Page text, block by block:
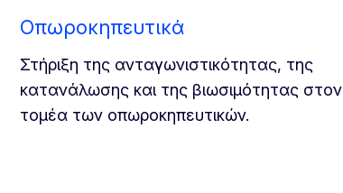
Οπωροκηπευτικά
Στήριξη της ανταγωνιστικότητας, της
κατανάλωσης και της βιωσιμότητας στον
τομέα των οπωροκηπευτικών.